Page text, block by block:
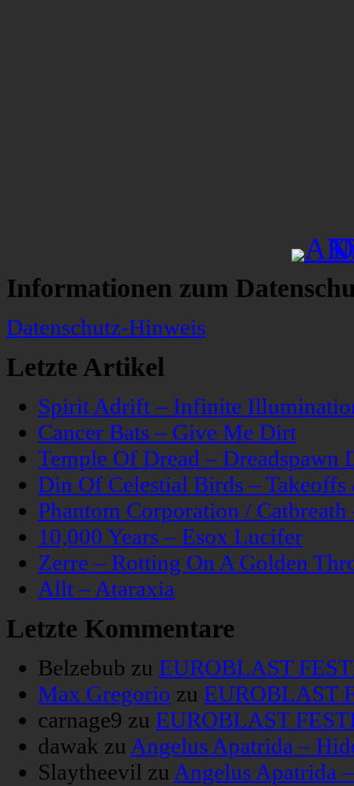
Informationen zum
Datenschutz-Hinweis
Letzte Artikel
Spirit Adrift – Infinite
Cancer Bats – Give Me Dirt
Temple Of Dread – Dreadspawn
Din Of Celestial Birds –
Phantom Corporation /
10,000 Years – Esox Lucifer
Zerre – Rotting On A Golden
Allt – Ataraxia
Letzte Kommentare
Belzebub zu EUROBLAST
Max Gregorio zu EUROBLAST
carnage9 zu EUROBLAST
dawak zu Angelus Apatrida –
Slaytheevil zu Angelus Apatrida